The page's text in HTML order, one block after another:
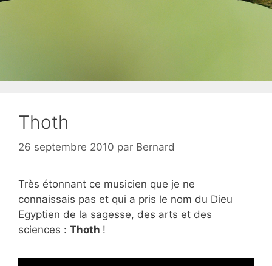
Thoth
26 septembre 2010 par Bernard
Très étonnant ce musicien que je ne
connaissais pas et qui a pris le nom du Dieu
Egyptien de la sagesse, des arts et des
sciences : Thoth !